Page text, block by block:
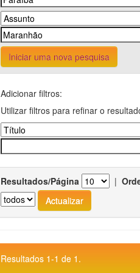
Iniciar uma nova pesquisa
Adicionar filtros:
Utilizar filtros para refinar o
Resultados/Página |
Resultados 1-1 de 1.